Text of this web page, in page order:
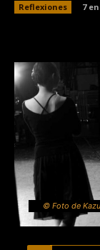
Reflexiones
7
© Foto de